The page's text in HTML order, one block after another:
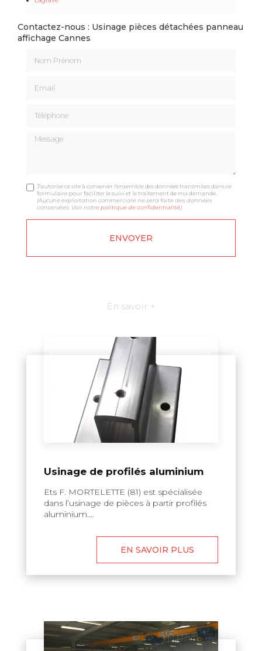
Contactez-nous : Usinage pièces détachées panneau
affichage Cannes
Message
J'autorise ce site à conserver l'ensemble des données transmises dans ce
formulaire pour faciliter le suivi et le traitement de ma demande.
(Aucune exploitation commerciale ne sera faite des données
conservées. Voir notrepolitique de confidentialité)
En savoir +
Usinage de profilés aluminium
Ets F. MORTELETTE (81) est spécialisée
dans l’usinage de pièces à partir profilés
aluminium....
EN SAVOIR PLUS